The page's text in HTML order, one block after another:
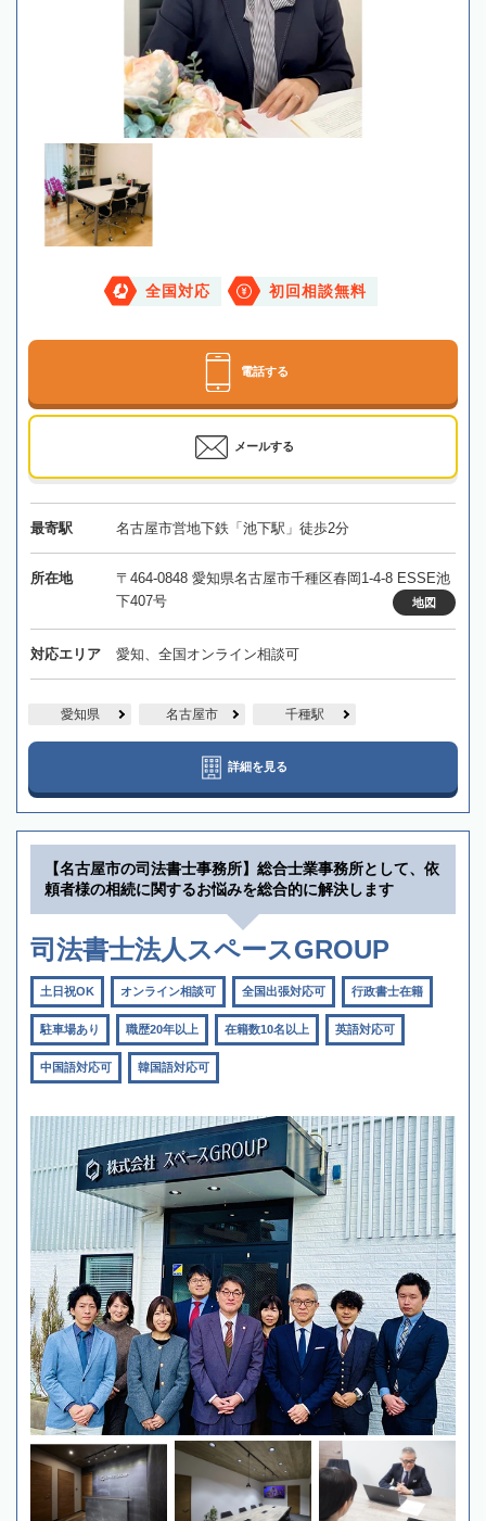
全国対応 初回相談無料
電話する
メールする
最寄駅 名古屋市営地下鉄「池下駅」徒歩2分
所在地
〒464-0848 愛知県名古屋市千種区春岡1-4-8 ESSE池
下407号
地図
対応エリア 愛知、全国オンライン相談可
愛知県 名古屋市 千種駅
詳細を見る
【名古屋市の司法書士事務所】総合士業事務所として、依
頼者様の相続に関するお悩みを総合的に解決します
司法書士法人スペースGROUP
土日祝OK オンライン相談可 全国出張対応可 行政書士在籍
駐車場あり 職歴20年以上 在籍数10名以上 英語対応可
中国語対応可 韓国語対応可